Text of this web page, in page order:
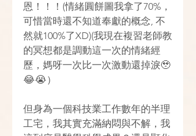
恩！！！(情緒圓餅圖我拿了70%，
可惜當時還不知道奉獻的概念, 不
然就100%了XD)(我現在複習老師教
的冥想都是調動這一次的情緒經
歷，媽呀一次比一次激動還掉淚🥹
😂😭）
但身為一個科技業工作數年的半理
工宅，我其實充滿納悶與不解，我